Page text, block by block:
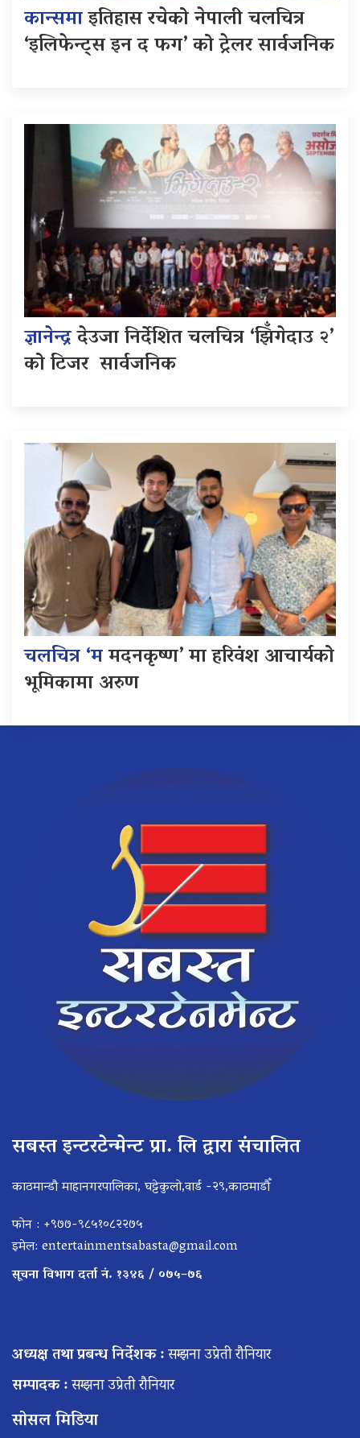
कान्समाइतिहास रचेको नेपाली चलचित्र
‘इलिफेन्ट्स इन द फग’ को ट्रेलर सार्वजनिक
ज्ञानेन्द्रदेउजा निर्देशित चलचित्र ‘झिँगेदाउ २’
को टिजर सार्वजनिक
चलचित्र ‘ममदनकृष्ण’ मा हरिवंश आचार्यको
भूमिकामा अरुण
सबस्त इन्टरटेन्मेन्ट प्रा. लि द्वारा संचालित
काठमान्डौ माहानगरपालिका, घट्टेकुलो,वार्ड -२९,काठमाडौँ
फोन : +९७७-९८५१०८२२७५
इमेल: entertainmentsabasta@gmail.com
सूचना विभाग दर्ता नं. १३४६ / ०७५–७६
अध्यक्ष तथा प्रबन्ध निर्देशक :सम्झना उप्रेती रौनियार
सम्पादक :सम्झना उप्रेती रौनियार
सोसल मिडिया